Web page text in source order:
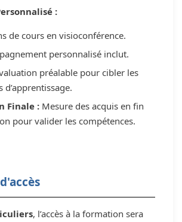
:
de cours en visioconférence.
personnalisé inclut.
préalable pour cibler les
d’apprentissage.
Finale : Mesure des acquis en fin
pour valider les compétences.
, l’accès à la formation sera